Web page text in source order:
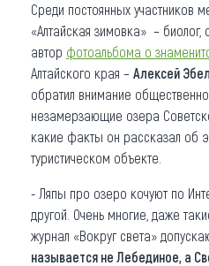
Что привезти
О регионе
Коллекция
Другие рубрики
Среди постоянных участников
«Алтайская зимовка» – биолог,
автор фотоальбома о
Алтайского края – Алексей
обратил внимание
незамерзающие озера
какие факты он рассказал об
туристическом объекте.
- Ляпы про озеро кочуют по
другой. Очень многие, даже
журнал «Вокруг света»
называется не Лебединое, а